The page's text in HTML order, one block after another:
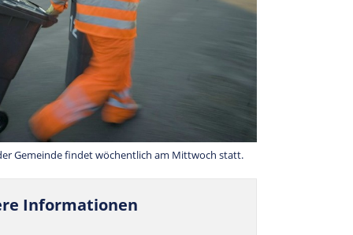
Gemeinde findet wöchentlich am Mittwoch statt.
Informationen